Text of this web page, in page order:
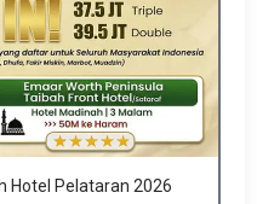
Hotel Pelataran 2026